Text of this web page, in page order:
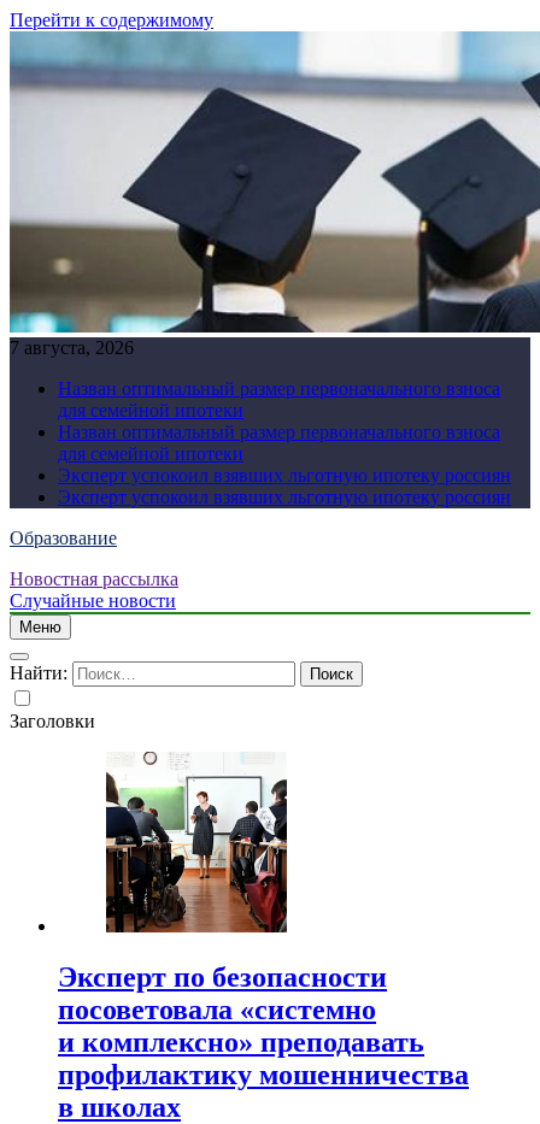
Перейти к содержимому
7 августа, 2026
Назван оптимальный размер первоначального взноса
для семейной ипотеки
Назван оптимальный размер первоначального взноса
для семейной ипотеки
Эксперт успокоил взявших льготную ипотеку россиян
Эксперт успокоил взявших льготную ипотеку россиян
Образование
Новостная рассылка
Случайные новости
Меню
Найти:
Заголовки
Эксперт по безопасности
посоветовала «системно
и комплексно» преподавать
профилактику мошенничества
в школах